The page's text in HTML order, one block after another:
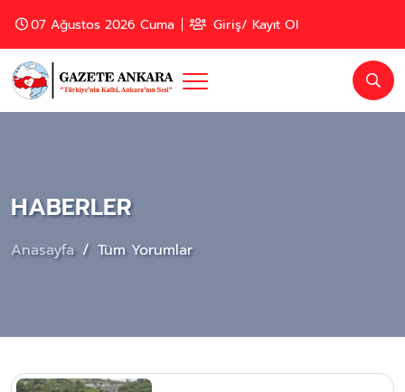
07 Ağustos 2026 Cuma Giriş/ Kayıt Ol
HABERLER
Anasayfa Tüm Yorumlar